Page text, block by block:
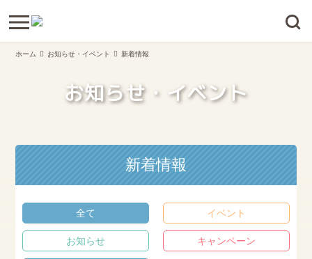
ホーム お知らせ・イベント 新着情報
お知らせ・イベント
新着情報
全て イベント
お知らせ キャンペーン